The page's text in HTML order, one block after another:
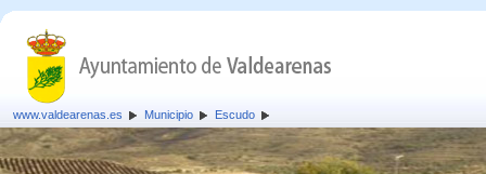
www.valdearenas.es Municipio Escudo